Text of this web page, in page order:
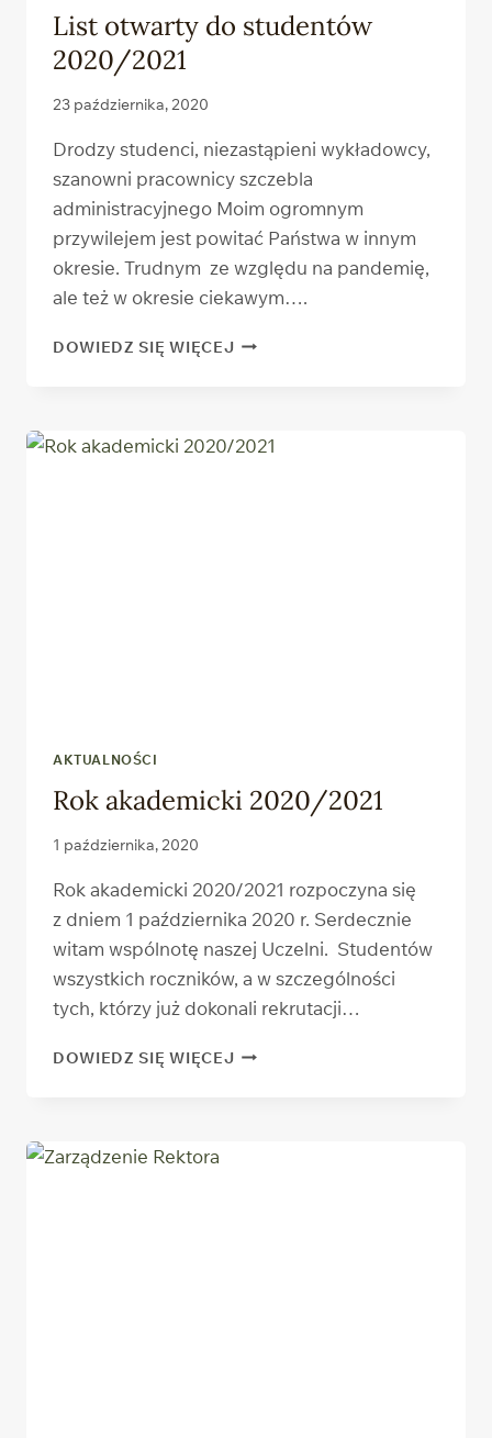
List otwarty do studentów
2020/2021
23 października, 2020
Drodzy studenci, niezastąpieni wykładowcy,
szanowni pracownicy szczebla
administracyjnego Moim ogromnym
przywilejem jest powitać Państwa w innym
okresie. Trudnym ze względu na pandemię,
ale też w okresie ciekawym….
DOWIEDZ SIĘ WIĘCEJLIST
AKTUALNOŚCI
Rok akademicki 2020/2021
1 października, 2020
Rok akademicki 2020/2021 rozpoczyna się
z dniem 1 października 2020 r. Serdecznie
witam wspólnotę naszej Uczelni. Studentów
wszystkich roczników, a w szczególności
tych, którzy już dokonali rekrutacji…
DOWIEDZ SIĘ WIĘCEJROK